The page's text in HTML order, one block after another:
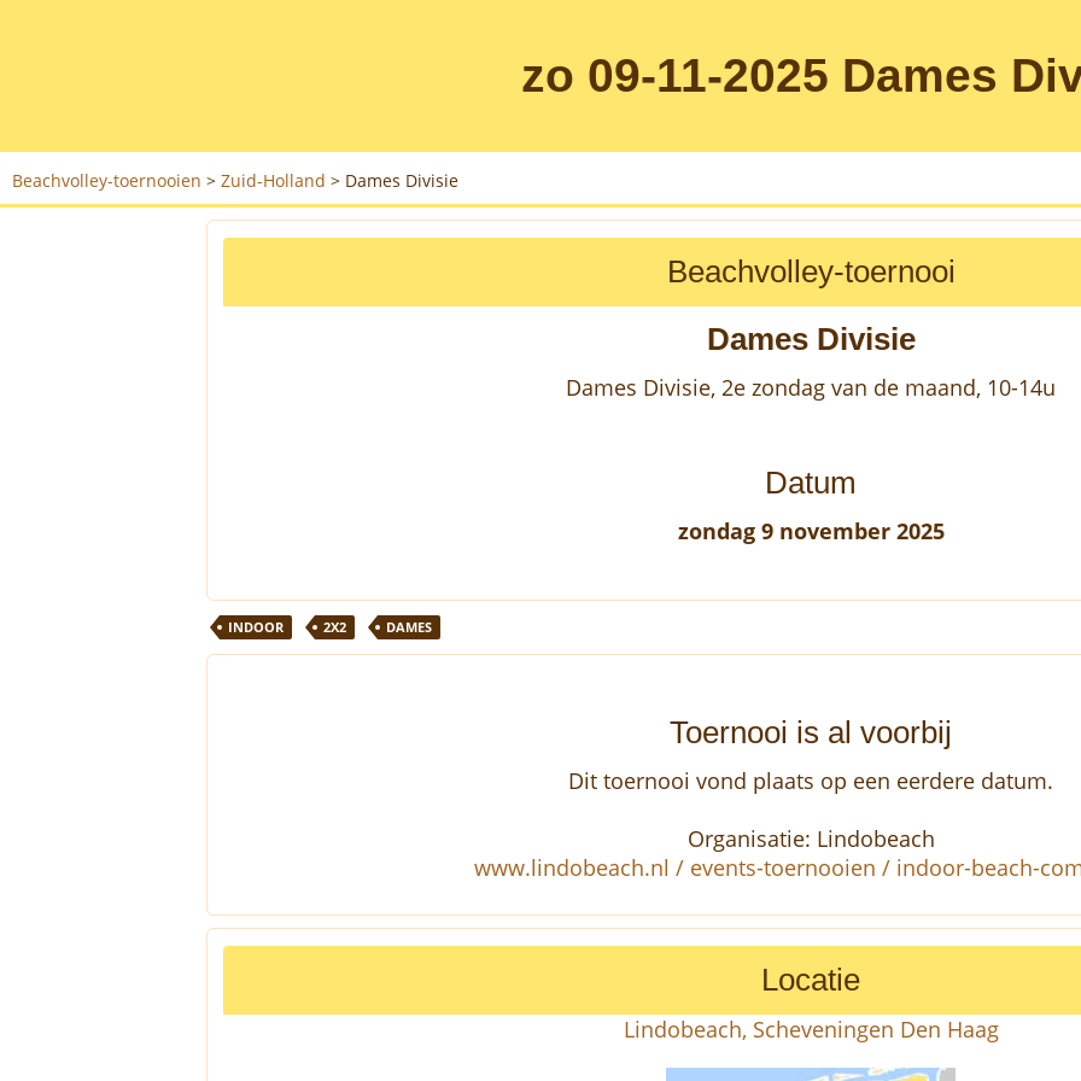
zo 09-11-2025 Dames
Beachvolley-toernooien > Zuid-Holland > Dames Divisie
Beachvolley-toernooi
Dames Divisie
Dames Divisie, 2e zondag van de maand, 10-14u
Datum
zondag 9 november 2025
INDOOR 2X2 DAMES
Toernooi is al voorbij
Dit toernooi vond plaats op een eerdere datum.
Organisatie: Lindobeach
www.lindobeach.nl / events-toernooien / indoor-beach-
Locatie
Lindobeach, Scheveningen Den Haag